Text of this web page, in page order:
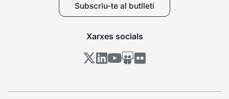
Subscriu-te al butlletí
Xarxes socials